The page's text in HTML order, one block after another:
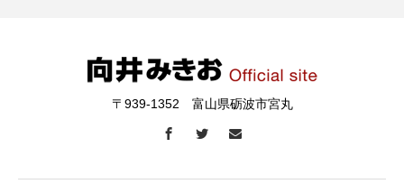
〒939-1352 富山県砺波市宮丸